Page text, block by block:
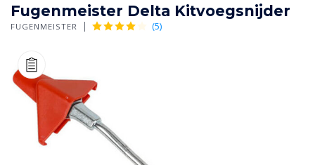
Fugenmeister Delta Kitvoegsnijder
FUGENMEISTER (5)